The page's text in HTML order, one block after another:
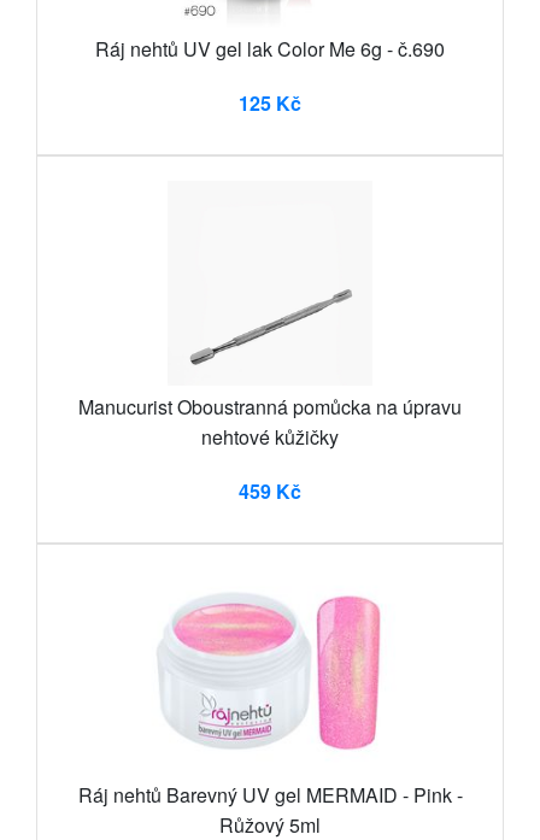
Ráj nehtů UV gel lak Color Me 6g - č.690
125 Kč
Manucurist Oboustranná pomůcka na úpravu
nehtové kůžičky
459 Kč
Ráj nehtů Barevný UV gel MERMAID - Pink -
Růžový 5ml